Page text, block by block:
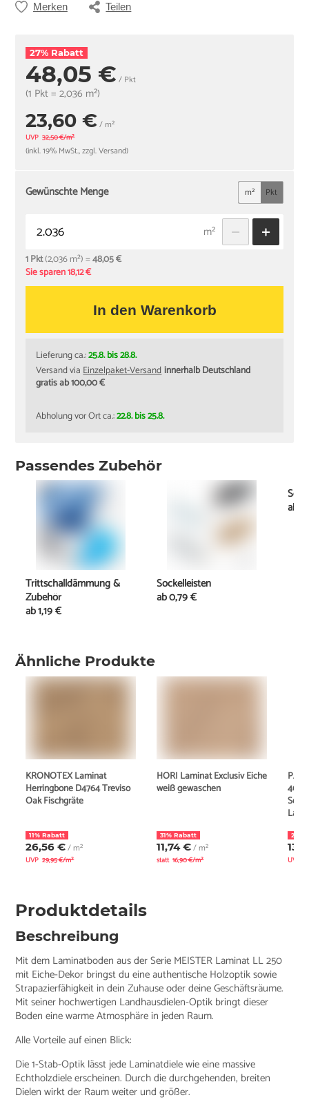
Merken Teilen
27% Rabatt
48,05 € / Pkt
(1 Pkt = 2,036 m²)
23,60 €/ m²
UVP 32,50 €/m²
(inkl. 19% MwSt., zzgl. Versand)
Gewünschte Menge m² Pkt
m²
1 Pkt(2,036 m²) =48,05 €
Sie sparen 18,12 €
In den Warenkorb
Lieferung ca.:25.8. bis 28.8.
Versand viaEinzelpaket-Versandinnerhalb Deutschland
gratis ab 100,00 €
Abholung vor Ort ca.:22.8. bis 25.8.
Ähnliche Produkte
KRONOTEX Laminat
Herringbone D4764 Treviso
Oak Fischgräte
11% Rabatt
26,56 €/ m²
UVP 29,95 €/m²
HORI Laminat Exclusiv Eiche
weiß gewaschen
31% Rabatt
11,74 €/ m²
statt 16,90 €/m²
400
23%
UVP
Produktdetails
Beschreibung
Mit dem Laminatboden aus der Serie MEISTER Laminat LL 250
mit Eiche-Dekor bringst du eine authentische Holzoptik sowie
Strapazierfähigkeit in dein Zuhause oder deine Geschäftsräume.
Mit seiner hochwertigen Landhausdielen-Optik bringt dieser
Boden eine warme Atmosphäre in jeden Raum.
Alle Vorteile auf einen Blick:
Die 1-Stab-Optik lässt jede Laminatdiele wie eine massive
Echtholzdiele erscheinen. Durch die durchgehenden, breiten
Dielen wirkt der Raum weiter und größer.
Passendes Zubehör
Trittschalldämmung &
Zubehör
ab1,19 €
Sockelleisten
ab0,79 €
ab